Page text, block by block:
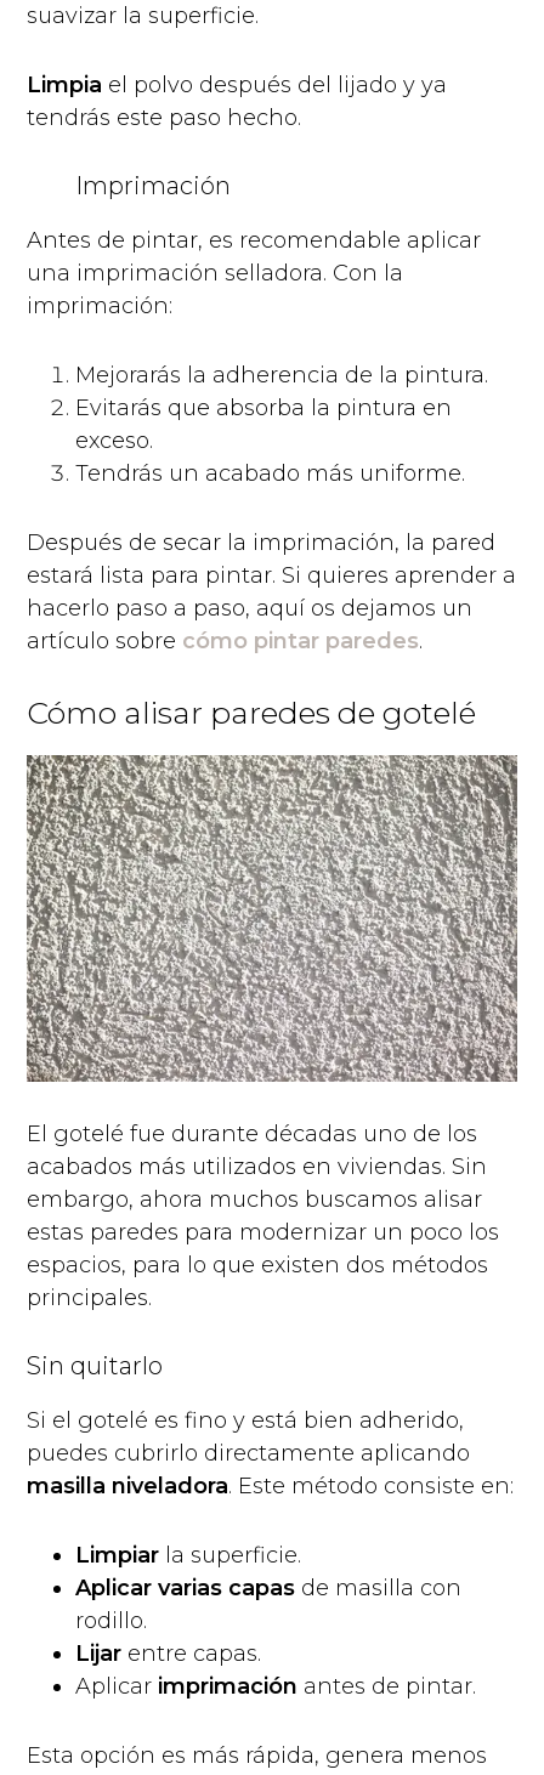
suavizar la superficie.
Limpia el polvo después del lijado y ya
tendrás este paso hecho.
Imprimación
Antes de pintar, es recomendable aplicar
una imprimación selladora. Con la
imprimación:
Mejorarás la adherencia de la pintura.
Evitarás que absorba la pintura en
exceso.
Tendrás un acabado más uniforme.
Después de secar la imprimación, la pared
estará lista para pintar. Si quieres aprender a
hacerlo paso a paso, aquí os dejamos un
artículo sobre cómo pintar paredes.
Cómo alisar paredes de gotelé
El gotelé fue durante décadas uno de los
acabados más utilizados en viviendas. Sin
embargo, ahora muchos buscamos alisar
estas paredes para modernizar un poco los
espacios, para lo que existen dos métodos
principales.
Sin quitarlo
Si el gotelé es fino y está bien adherido,
puedes cubrirlo directamente aplicando
masilla niveladora. Este método consiste en:
Limpiar la superficie.
Aplicar varias capas de masilla con
rodillo.
Lijar entre capas.
Aplicar imprimación antes de pintar.
Esta opción es más rápida, genera menos